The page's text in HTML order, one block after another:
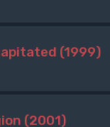
(1999)
(2001)